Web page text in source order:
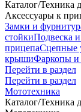
Каталог/Техника
Аксессуары к
Замки и
стойкиПодвеска и
прицепаСцепные
крышиФаркопы и
Перейти в раздел
Перейти в раздел
Мототехника
Каталог/Техника